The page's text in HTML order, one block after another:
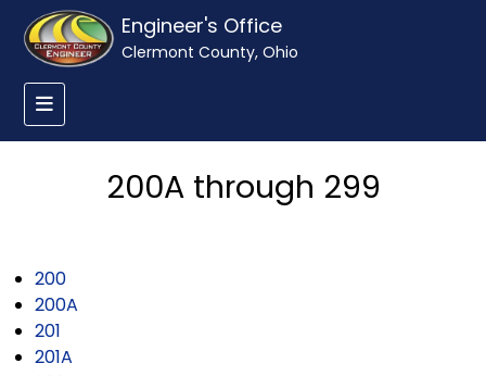
Engineer's Office
Clermont County, Ohio
200A through 299
200
200A
201
201A